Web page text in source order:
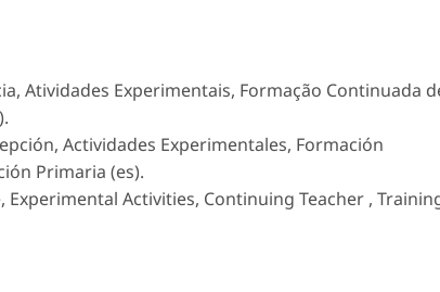
Atividades Experimentais, Formação Continuada
Actividades Experimentales, Formación
Primaria (es).
Experimental Activities, Continuing Teacher ,